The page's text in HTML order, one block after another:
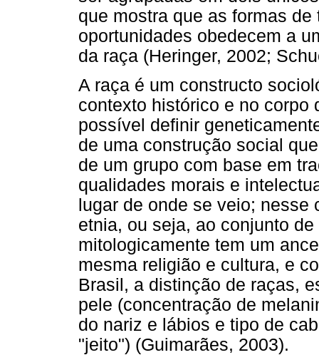
que mostra que as formas
oportunidades obedecem a
da raça (Heringer, 2002;
A raça é um constructo
contexto histórico e no corpo
possível definir
de uma construção social
de um grupo com base em
qualidades morais e
lugar de onde se veio; nesse
etnia, ou seja, ao conjunto
mitologicamente tem um
mesma religião e cultura, e
Brasil, a distinção de raças,
pele (concentração de
do nariz e lábios e tipo de
"jeito") (Guimarães, 2003).